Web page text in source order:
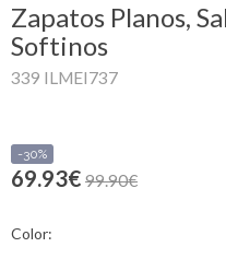
Zapatos Planos,
Softinos
339 ILMEI737
-30%
69.93€ 99.90€
Color: